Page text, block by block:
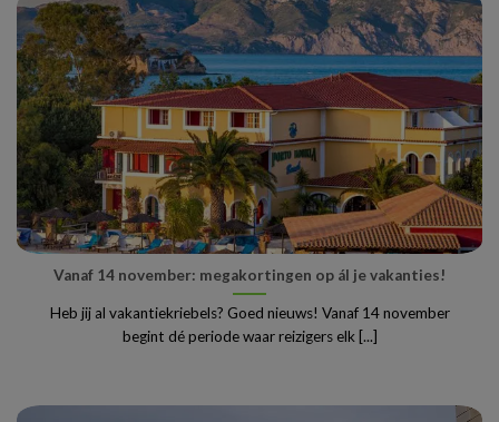
Vanaf 14 november: megakortingen op ál je vakanties!
Heb jij al vakantiekriebels? Goed nieuws! Vanaf 14 november
begint dé periode waar reizigers elk [...]